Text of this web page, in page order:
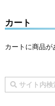
カート
カートに商品が